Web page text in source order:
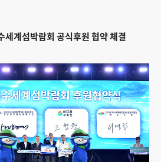
계섬박람회 공식후원 협약 체결